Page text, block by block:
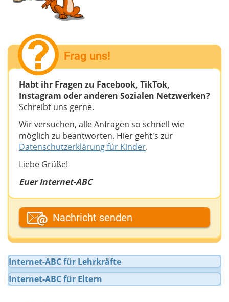
Frag uns!
Habt ihr Fragen zu Facebook, TikTok,
Instagram oder anderen Sozialen Netzwerken?
Schreibt uns gerne.
Wir versuchen, alle Anfragen so schnell wie
möglich zu beantworten. Hier geht's zur
Datenschutzerklärung für Kinder.
Liebe Grüße!
Euer Internet-ABC
Dein Vor- oder Spitzname
Deine E-Mail-Adresse (wenn du eine Antwort
möchtest)
Nachricht senden
Internet-ABC für Lehrkräfte
Internet-ABC für Eltern